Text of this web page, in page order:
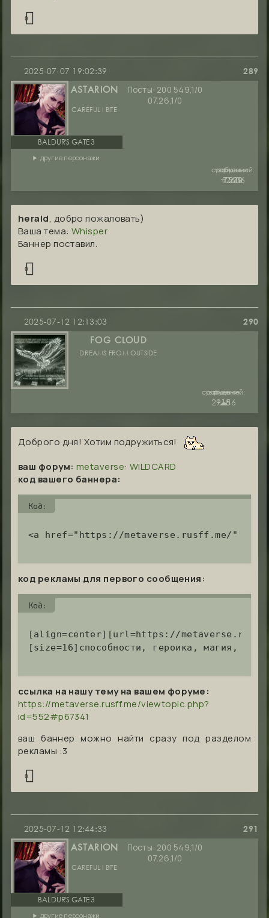
0
289
2025-07-07 19:02:39
ASTARION
CAREFUL I BITE
BALDUR'S GATE 3
руны:
7530
сообщений:
1229
уважение:
+2606
другие персонажи
Посты: 200 549,1/0
07.26,1/0
herald, добро пожаловать)
Ваша тема: Whisper
Баннер поставил.
0
290
2025-07-12 12:13:03
FOG CLOUD
DREAMS FROM OUTSIDE
руны:
☁︎
сообщений:
29186
уважение:
+15
Доброго дня! Хотим подружиться!
ваш форум: metaverse: WILDCARD
код вашего баннера:
Код:
<a href="https://metaverse.rusff.me/"
код рекламы для первого сообщения:
Код:
[align=center][url=https://
[size=16]способности, героика, магия,
ссылка на нашу тему на вашем форуме:
https://metaverse.rusff.me/viewtopic.php?
id=552#p67341
ваш баннер можно найти сразу под разделом
рекламы :3
0
291
2025-07-12 12:44:33
ASTARION
CAREFUL I BITE
BALDUR'S GATE 3
другие персонажи
Посты: 200 549,1/0
07.26,1/0